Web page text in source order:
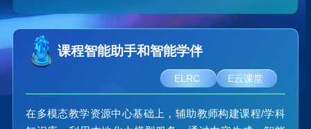
课程智能助手和智能学伴
ELRC E云课堂
在多模态教学资源中心基础上，辅助教师构建课程/学科